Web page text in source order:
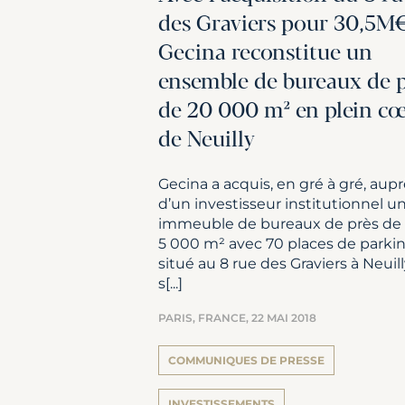
des Graviers pour
Gecina reconstitue un
ensemble de bureaux de
de 20 000 m² en plein
de Neuilly
Gecina a acquis, en gré à gré,
d’un investisseur institutionnel un
immeuble de bureaux de près de
5 000 m² avec 70 places de
situé au 8 rue des Graviers à
s[...]
PARIS, FRANCE, 22 MAI 2018
COMMUNIQUES DE PRESSE